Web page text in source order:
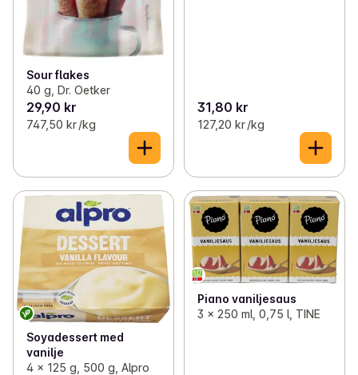
Sour flakes
40 g, Dr. Oetker
29,90 kr
747,50 kr /kg
31,80 kr
127,20 kr /kg
Soyadessert med
vanilje
4 x 125 g, 500 g, Alpro
Piano vaniljesaus
3 x 250 ml, 0,75 l, TINE